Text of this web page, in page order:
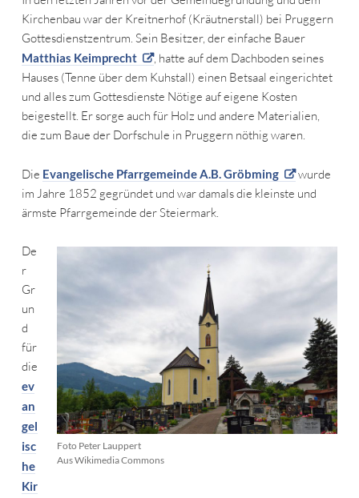
Kirchenbau war der Kreitnerhof (Kräutnerstall) bei Pruggern
Gottesdienstzentrum. Sein Besitzer, der einfache Bauer
Matthias Keimprecht
, hatte auf dem Dachboden seines
Hauses (Tenne über dem Kuhstall) einen Betsaal eingerichtet
und alles zum Gottesdienste Nötige auf eigene Kosten
beigestellt. Er sorge auch für Holz und andere Materialien,
die zum Baue der Dorfschule in Pruggern nöthig waren.
Die Evangelische Pfarrgemeinde A.B. Gröbming
wurde
im Jahre 1852 gegründet und war damals die kleinste und
ärmste Pfarrgemeinde der Steiermark.
Foto Peter Lauppert
Aus Wikimedia Commons
De
r
Gr
un
d
für
die
ev
an
gel
isc
he
Kir